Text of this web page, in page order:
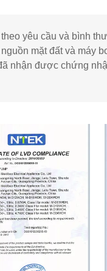
yêu cầu và bình
mặt đất và máy
nhận được chứng